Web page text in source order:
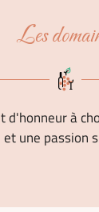
Les
d'honneur à
une passion